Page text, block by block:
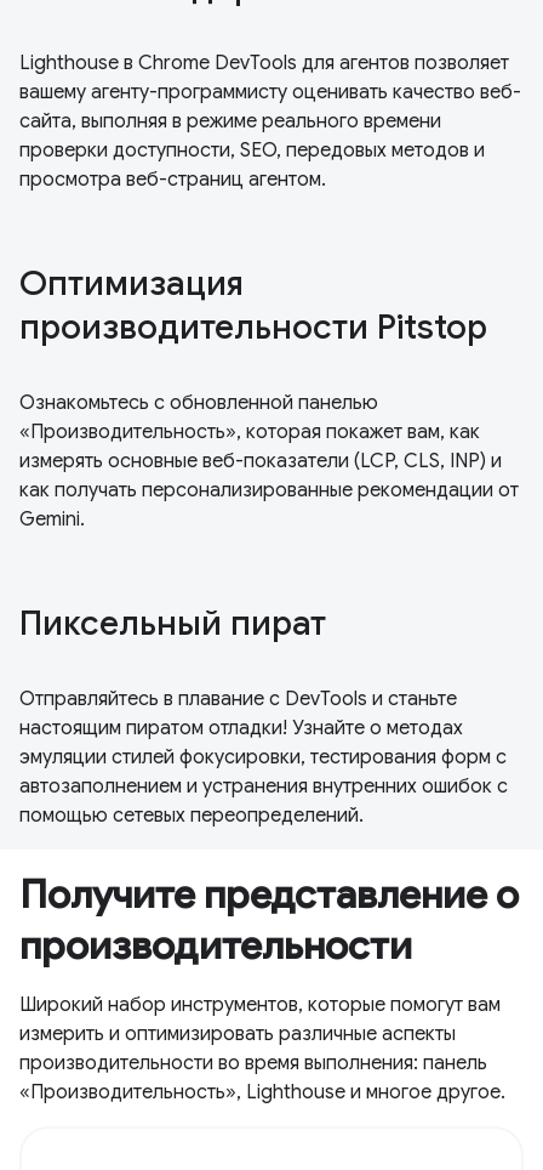
Lighthouse в Chrome DevTools для агентов позволяет
вашему агенту-программисту оценивать качество веб-
сайта, выполняя в режиме реального времени
проверки доступности, SEO, передовых методов и
просмотра веб-страниц агентом.
Оптимизация
производительности Pitstop
Ознакомьтесь с обновленной панелью
«Производительность», которая покажет вам, как
измерять основные веб-показатели (LCP, CLS, INP) и
как получать персонализированные рекомендации от
Gemini.
Пиксельный пират
Отправляйтесь в плавание с DevTools и станьте
настоящим пиратом отладки! Узнайте о методах
эмуляции стилей фокусировки, тестирования форм с
автозаполнением и устранения внутренних ошибок с
помощью сетевых переопределений.
Получите представление о
производительности
Широкий набор инструментов, которые помогут вам
измерить и оптимизировать различные аспекты
производительности во время выполнения: панель
«Производительность», Lighthouse и многое другое.